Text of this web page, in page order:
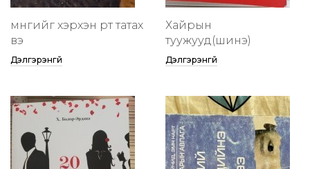
мөнгийг хэрхэн өөртөө татах
вэ
Дэлгэрэнгүй
Хайрын
туужууд(шинэ)
Дэлгэрэнгүй